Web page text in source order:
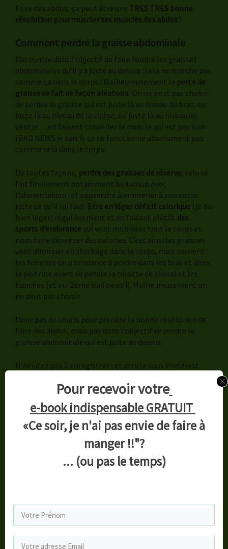
Faire des abdos, ça peut être une TRES TRES bonne
résolution pour muscler ses muscles des abdos !
Comment perdre la graisse abdominale
Par contre dans l’objectif de faire fondre les graisses
abdominales qu’il y a juste au dessus : cela ne marche pas
comme ça dans le corps ! Malheureusement la perte de
graisse se fait de façon aléatoire. On ne peut pas choisir
de perdre la graisse qui est juste là au niveau du bras, ou
juste là au niveau de la cuisse, ou juste là au niveau du
ventre …en faisant travailler le muscle qui est pas loin
(BAD NEWS je sais !). ca ne fonctionne absolument pas
comme cela dans le corps.
De toutes façons, perdre des graisses de réserve, cela se
fait finalement notamment beaucoup avec
l’alimentation : et apprendre à emmener à son corps
juste ce qu’il lui faut. Etre en léger déficit calorique (je dis
bien léger) régulièrement et en faisant plutôt des
sports d’endurance qui vont mobiliser tout le corps et
nous faire dépenser des calories. C’est ainsi les graisses
vont diminuer en stockage dans le corps, mais souvent
les femmes on a tendance à perdre dans les bras et dans
la poitrine avant de perdre la culotte de cheval et les
hanches (et oui 2ème Bad news !). Malheureusement on
ne peut pas choisir.
Donc pas de soucis pour prendre la bonne résolution de
faire des abdos, mais pas dans l’objectif de perdre la
graisse abdominale qui est juste au dessus.
N’hésitez pas à enregistrer cet article sous Pinterest
Pour recevoir votre
e-book indispensable GRATUIT
«Ce soir, je n'ai pas envie de faire à
manger !!"?
... (ou pas le temps)